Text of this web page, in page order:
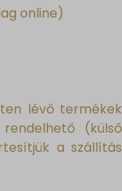
online)
lévő termékek
(külső
a szállítás